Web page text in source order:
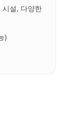
시설, 다양한
)